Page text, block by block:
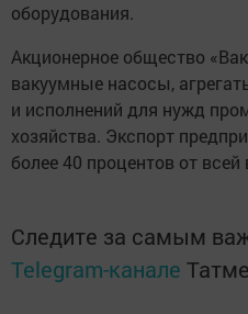
оборудования.
Акционерное общество
вакуумные насосы,
и исполнений для нужд
хозяйства. Экспорт
более 40 процентов от
Следите за самым
Telegram-канале